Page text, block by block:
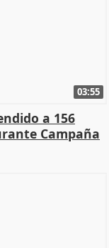
03:55
a 156
Campaña